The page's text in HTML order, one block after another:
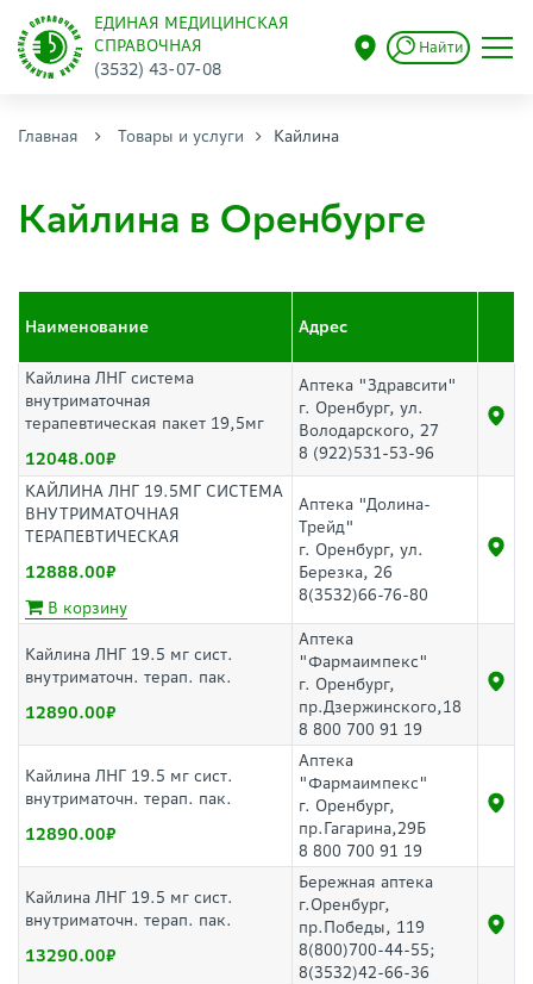
ЕДИНАЯ МЕДИЦИНСКАЯ
СПРАВОЧНАЯ
(3532) 43-07-08
Найти
Главная Товары и услуги Кайлина
Кайлина в Оренбурге
Наименование Адрес
Кайлина ЛНГ система
внутриматочная
терапевтическая пакет 19,5мг
12048.00
Аптека "Здравсити"
г. Оренбург, ул.
Володарского, 27
8 (922)531-53-96
КАЙЛИНА ЛНГ 19.5МГ СИСТЕМА
ВНУТРИМАТОЧНАЯ
ТЕРАПЕВТИЧЕСКАЯ
12888.00
В корзину
Аптека "Долина-
Трейд"
г. Оренбург, ул.
Березка, 26
8(3532)66-76-80
Кайлина ЛНГ 19.5 мг сист.
внутриматочн. терап. пак.
12890.00
Аптека
"Фармаимпекс"
г. Оренбург,
пр.Дзержинского,18
8 800 700 91 19
Кайлина ЛНГ 19.5 мг сист.
внутриматочн. терап. пак.
12890.00
Аптека
"Фармаимпекс"
г. Оренбург,
пр.Гагарина,29Б
8 800 700 91 19
Кайлина ЛНГ 19.5 мг сист.
внутриматочн. терап. пак.
13290.00
Бережная аптека
г.Оренбург,
пр.Победы, 119
8(800)700-44-55;
8(3532)42-66-36